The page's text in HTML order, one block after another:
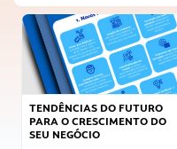
TENDÊNCIAS DO FUTURO
PARA O CRESCIMENTO DO
SEU NEGÓCIO